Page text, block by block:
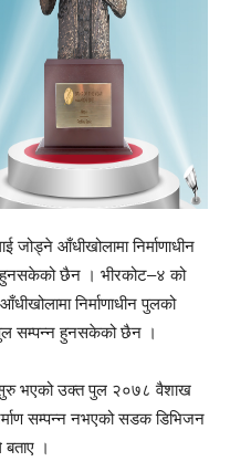
जोड्ने आँधीखोलामा निर्माणाधीन
हुनसकेको छैन । भीरकोट–४ को
निर्माणाधीन पुलको
सम्पन्न हुनसकेको छैन ।
सुरु भएको उक्त पुल २०७८ वैशाख
सम्पन्न नभएको सडक डिभिजन
बताए ।